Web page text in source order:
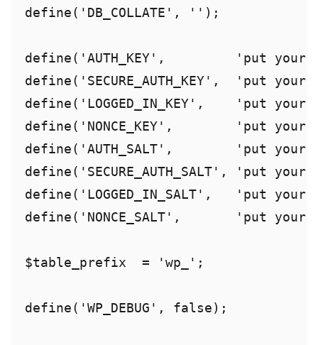
define('DB_COLLATE', '');
define('AUTH_KEY',         'put your
define('SECURE_AUTH_KEY',  'put
define('LOGGED_IN_KEY',    'put
define('NONCE_KEY',        'put your
define('AUTH_SALT',        'put your
define('SECURE_AUTH_SALT', 'put
define('LOGGED_IN_SALT',   'put
define('NONCE_SALT',       'put your
$table_prefix  = 'wp_';
define('WP_DEBUG', false);